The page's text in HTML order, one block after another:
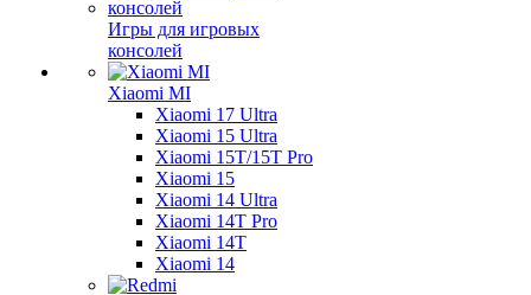
Игры для игровых
консолей
Xiaomi MI
Xiaomi 17 Ultra
Xiaomi 15 Ultra
Xiaomi 15T/15T Pro
Xiaomi 15
Xiaomi 14 Ultra
Xiaomi 14T Pro
Xiaomi 14T
Xiaomi 14